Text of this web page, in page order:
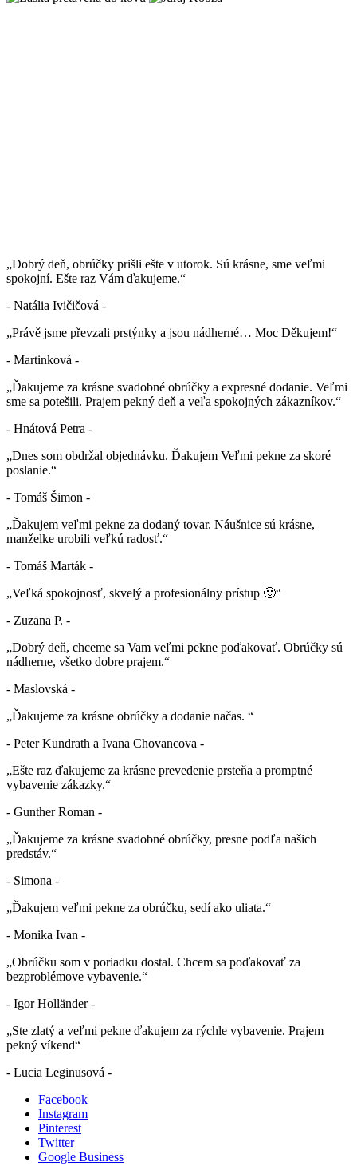
„Dobrý deň, obrúčky prišli ešte v utorok. Sú krásne, sme veľmi
spokojní. Ešte raz Vám ďakujeme.“
- Natália Ivičičová -
„Právě jsme převzali prstýnky a jsou nádherné… Moc Děkujem!“
- Martinková -
„Ďakujeme za krásne svadobné obrúčky a expresné dodanie. Veľmi
sme sa potešili. Prajem pekný deň a veľa spokojných zákazníkov.“
- Hnátová Petra -
„Dnes som obdržal objednávku. Ďakujem Veľmi pekne za skoré
poslanie.“
- Tomáš Šimon -
„Ďakujem veľmi pekne za dodaný tovar. Náušnice sú krásne,
manželke urobili veľkú radosť.“
- Tomáš Marták -
„Veľká spokojnosť, skvelý a profesionálny prístup 🙂“
- Zuzana P. -
„Dobrý deň, chceme sa Vam veľmi pekne poďakovať. Obrúčky sú
nádherne, všetko dobre prajem.“
- Maslovská -
„Ďakujeme za krásne obrúčky a dodanie načas. “
- Peter Kundrath a Ivana Chovancova -
„Ešte raz ďakujeme za krásne prevedenie prsteňa a promptné
vybavenie zákazky.“
- Gunther Roman -
„Ďakujeme za krásne svadobné obrúčky, presne podľa našich
predstáv.“
- Simona -
„Ďakujem veľmi pekne za obrúčku, sedí ako uliata.“
- Monika Ivan -
„Obrúčku som v poriadku dostal. Chcem sa poďakovať za
bezproblémove vybavenie.“
- Igor Holländer -
„Ste zlatý a veľmi pekne ďakujem za rýchle vybavenie. Prajem
pekný víkend“
- Lucia Leginusová -
Facebook
Instagram
Pinterest
Twitter
Google Business